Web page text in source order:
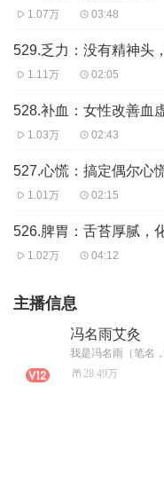
跪膝还能把血气引导到
效。
还有就是眼睛问题，眼
经和胆经疏导上去的，
心神透不透亮，得看心
心血的剩余电量多少，
1.07万 03:48
529.乏力：没有精神头
1.11万 02:05
528.补血：女性改善血
1.03万 02:43
527.心慌：搞定偶尔心
1.01万 02:15
526.脾胃：舌苔厚腻，
1.02万 04:12
主播信息
冯名雨艾灸
28.49万